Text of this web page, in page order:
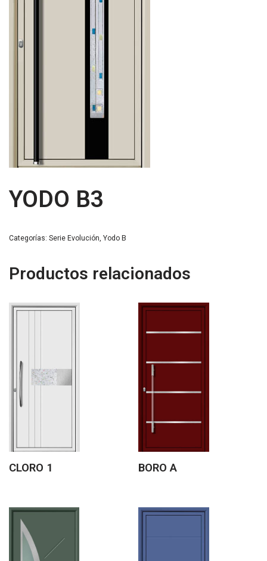
YODO B3
Categorías: Serie Evolución, Yodo B
Productos relacionados
CLORO 1 BORO A